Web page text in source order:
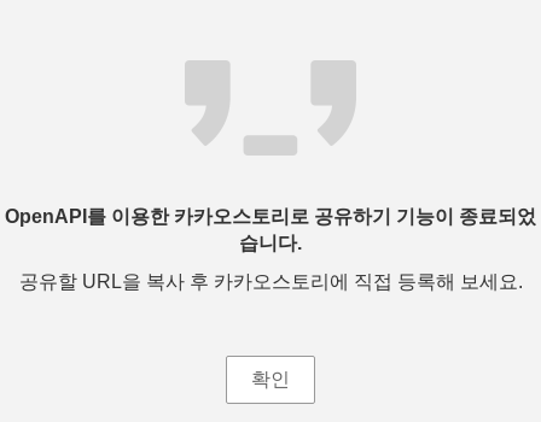
OpenAPI를 이용한 카카오스토리로 공유하기 기능이 종료되었
습니다.
공유할 URL을 복사 후 카카오스토리에 직접 등록해 보세요.
확인